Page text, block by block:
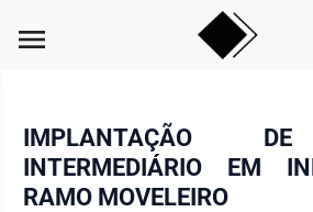
menu
IMPLANTAÇÃO
INTERMEDIÁRIO EM
RAMO MOVELEIRO